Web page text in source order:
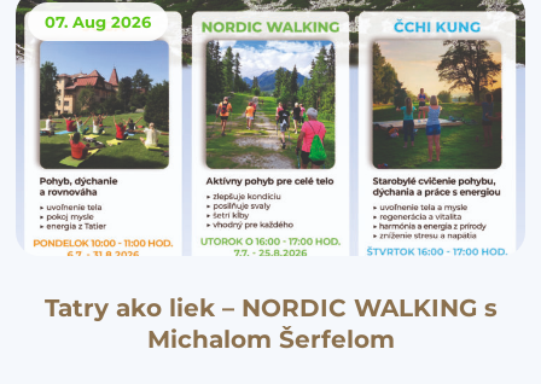
07. Aug 2026
Tatry ako liek – NORDIC WALKING s
Michalom Šerfelom